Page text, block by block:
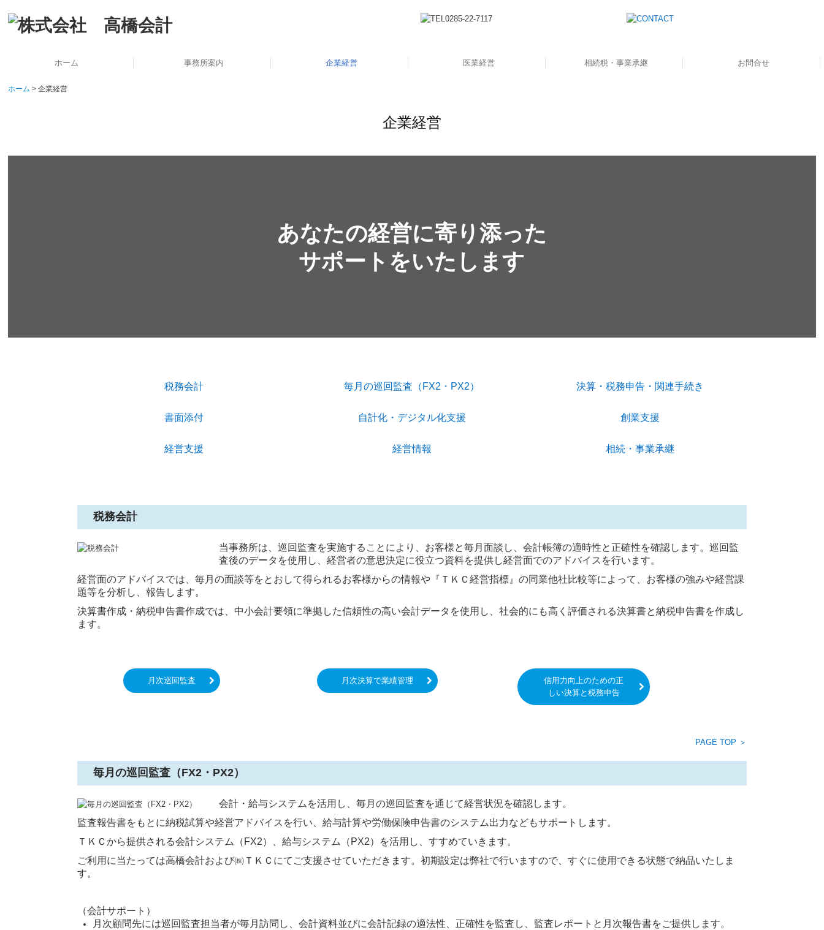
ホーム 事務所案内 企業経営 医業経営 相続税・事業承継 お問合せ
ホーム 企業経営
企業経営
あなたの経営に寄り添った
サポートをいたします
税務会計 毎月の巡回監査（FX2・PX2） 決算・税務申告・関連手続き
書面添付 自計化・デジタル化支援 創業支援
経営支援 経営情報 相続・事業承継
税務会計
当事務所は、巡回監査を実施することにより、お客様と毎月面談し、会計帳簿の適時性と正確性を確認します。巡回監
査後のデータを使用し、経営者の意思決定に役立つ資料を提供し経営面でのアドバイスを行います。
経営面のアドバイスでは、毎月の面談等をとおして得られるお客様からの情報や『ＴＫＣ経営指標』の同業他社比較等によって、お客様の強みや経営課
題等を分析し、報告します。
決算書作成・納税申告書作成では、中小会計要領に準拠した信頼性の高い会計データを使用し、社会的にも高く評価される決算書と納税申告書を作成し
ます。
月次巡回監査 月次決算で業績管理
信用力向上のための正
しい決算と税務申告
PAGE TOP ＞
毎月の巡回監査（FX2・PX2）
会計・給与システムを活用し、毎月の巡回監査を通じて経営状況を確認します。
監査報告書をもとに納税試算や経営アドバイスを行い、給与計算や労働保険申告書のシステム出力などもサポートします。
ＴＫＣから提供される会計システム（FX2）、給与システム（PX2）を活用し、すすめていきます。
ご利用に当たっては高橋会計および㈱ＴＫＣにてご支援させていただきます。初期設定は弊社で行いますので、すぐに使用できる状態で納品いたしま
す。
（会計サポート）
月次顧問先には巡回監査担当者が毎月訪問し、会計資料並びに会計記録の適法性、正確性を監査し、監査レポートと月次報告書をご提供します。